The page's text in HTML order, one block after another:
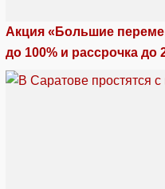
Акция «Большие
до 100% и рассрочка до